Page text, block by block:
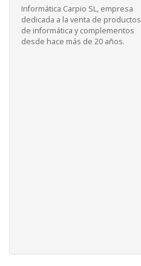
Informática Carpio SL, empresa
dedicada a la venta de productos
de informática y complementos
desde hace más de 20 años.